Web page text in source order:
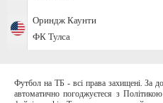
Ориндж Каунти
ФК Тулса
Футбол на ТБ - всі права захищені. За
автоматично погоджуєтеся з